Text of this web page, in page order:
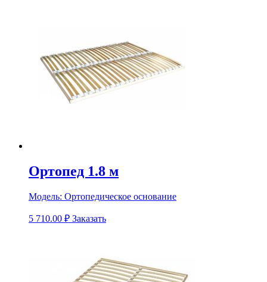
Ортопед 1.8 м
Модель: Ортопедическое основание
5 710.00 ₽ Заказать